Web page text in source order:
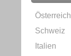
Österreich
Schweiz
Italien